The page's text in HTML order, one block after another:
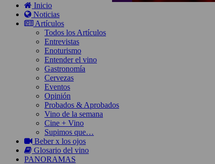
Inicio
Noticias
Artículos
Todos los Artículos
Entrevistas
Enoturismo
Entender el vino
Gastronomía
Cervezas
Eventos
Opinión
Probados & Aprobados
Vino de la semana
Cine + Vino
Supimos que…
Beber x los ojos
Glosario del vino
PANORAMAS